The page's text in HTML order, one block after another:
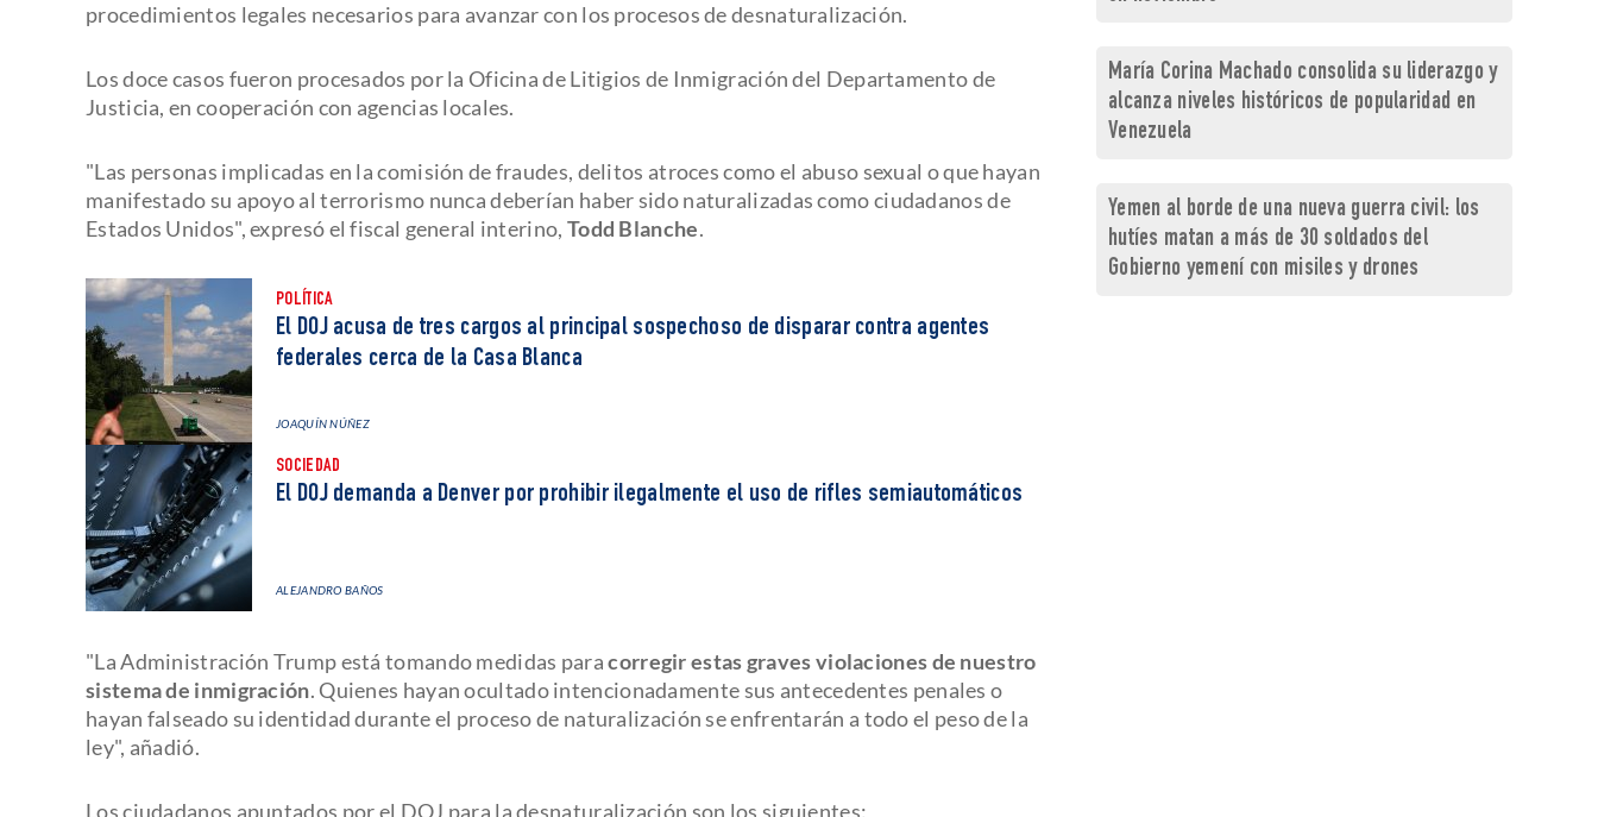
procedimientos legales necesarios para avanzar con los procesos de desnaturalización.
Los doce casos fueron procesados por la Oficina de Litigios de Inmigración del Departamento de
Justicia, en cooperación con agencias locales.
"Las personas implicadas en la comisión de fraudes, delitos atroces como el abuso sexual o que hayan
manifestado su apoyo al terrorismo nunca deberían haber sido naturalizadas como ciudadanos de
Estados Unidos", expresó el fiscal general interino, Todd Blanche.
POLÍTICA
El DOJ acusa de tres cargos al principal sospechoso de disparar contra agentes
federales cerca de la Casa Blanca
JOAQUÍN NÚÑEZ
SOCIEDAD
El DOJ demanda a Denver por prohibir ilegalmente el uso de rifles semiautomáticos
ALEJANDRO BAÑOS
"La Administración Trump está tomando medidas paracorregir estas graves violaciones de nuestro
sistema de inmigración. Quienes hayan ocultado intencionadamente sus antecedentes penales o
hayan falseado su identidad durante el proceso de naturalización se enfrentarán a todo el peso de la
ley", añadió.
Los ciudadanos apuntados por el DOJ para la desnaturalización son los siguientes:
María Corina Machado consolida su liderazgo y
alcanza niveles históricos de popularidad en
Venezuela
Yemen al borde de una nueva guerra civil: los
hutíes matan a más de 30 soldados del
Gobierno yemení con misiles y drones